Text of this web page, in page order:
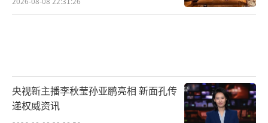
央视新主播李秋莹孙亚鹏亮相 新面孔传
递权威资讯